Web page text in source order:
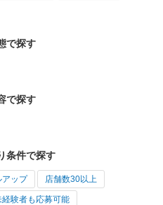
で探す
で探す
条件で探す
アップ 店舗数30以上
経験者も応募可能